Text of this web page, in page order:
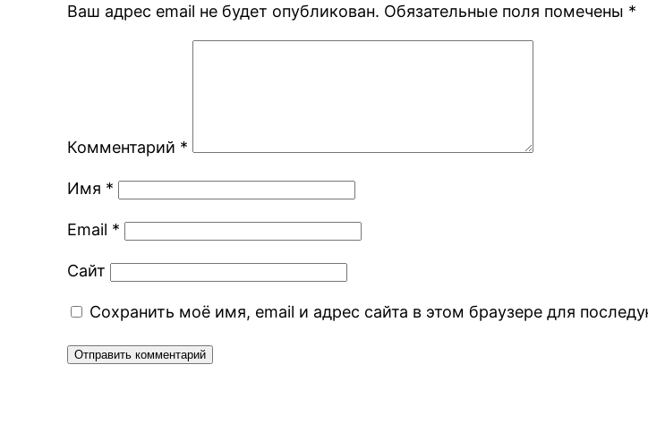
Ваш адрес email не будет опубликован. Обязательные поля помечены *
Комментарий *
Имя *
Email *
Сайт
Сохранить моё имя, email и адрес сайта в этом браузере для